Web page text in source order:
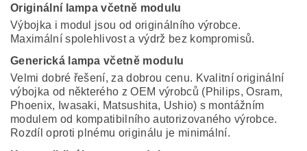
Originální lampa včetně modulu
Výbojka i modul jsou od originálního výrobce.
Maximální spolehlivost a výdrž bez kompromisů.
Generická lampa včetně modulu
Velmi dobré řešení, za dobrou cenu. Kvalitní originální
výbojka od některého z OEM výrobců (Philips, Osram,
Phoenix, Iwasaki, Matsushita, Ushio) s montážním
modulem od kompatibilního autorizovaného výrobce.
Rozdíl oproti plnému originálu je minimální.